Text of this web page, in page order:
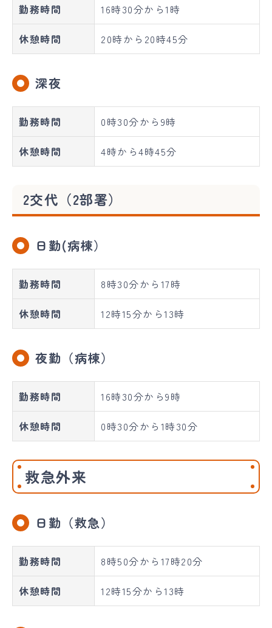
勤務時間 16時30分から1時
休憩時間 20時から20時45分
深夜
勤務時間 0時30分から9時
休憩時間 4時から4時45分
2交代（2部署）
日勤(病棟）
勤務時間 8時30分から17時
休憩時間 12時15分から13時
夜勤（病棟）
勤務時間 16時30分から9時
休憩時間 0時30分から1時30分
救急外来
日勤（救急）
勤務時間 8時50分から17時20分
休憩時間 12時15分から13時